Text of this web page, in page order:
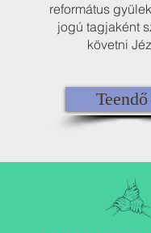
református
jogú tagjaként
követni